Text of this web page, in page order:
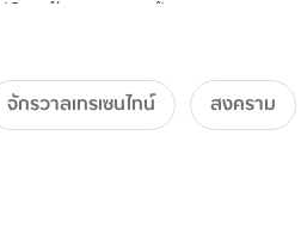
ฏิเสธตัวตนของเทพเจ้า
ได้เพียงแค่ตัวหมาก
จักรวาลเทรเซนไทน์ สงคราม